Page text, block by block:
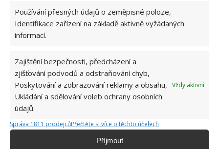
Používání přesných údajů o zeměpisné poloze,
Identifikace zařízení na základě aktivně vyžádaných
informací.
Zajištění bezpečnosti, předcházení a
zjišťování podvodů a odstraňování chyb,
Poskytování a zobrazování reklamy a obsahu,
Ukládání a sdělování voleb ochrany osobních
údajů.
Vždy aktivní
Správa 1811 prodejcůPřečtěte si více o těchto účelech
Příjmout
Absolvent České zemědělské
univerzity, který je již od malička
SOUVISEJÍCÍ ČLÁNKY